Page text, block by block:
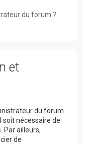
du forum ?
et
du forum
soit nécessaire de
Par ailleurs,
de